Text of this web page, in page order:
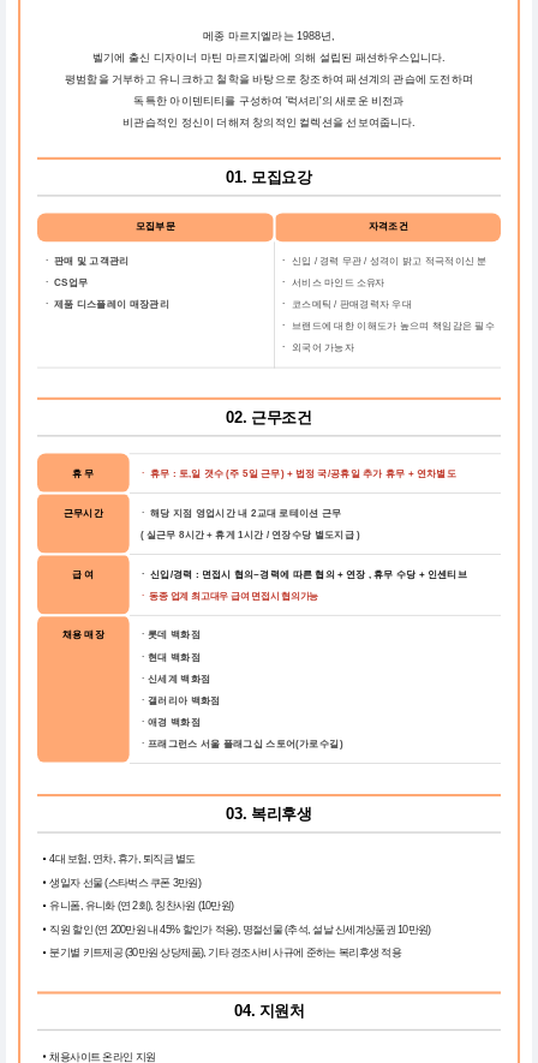
메종 마르지엘라는 1988년,
벨기에 출신 디자이너 마틴 마르지엘라에 의해 설립된 패션하우스입니다.
평범함을 거부하고 유니크하고 철학을 바탕으로 창조하여 패션계의 관습에 도전하며
독특한 아이덴티티를 구성하여 '럭셔리'의 새로운 비전과
비관습적인 정신이 더해져 창의적인 컬렉션을 선보여줍니다.
01. 모집요강
모집부문 자격조건
ㆍ 판매 및 고객관리
ㆍ CS업무
ㆍ 제품 디스플레이 매장관리
ㆍ 신입 / 경력 무관 / 성격이 밝고 적극적이신 분
ㆍ 서비스 마인드 소유자
ㆍ
코스메틱 / 판매경력자 우대
ㆍ
브랜드에 대한 이해도가 높으며 책임감은 필수
ㆍ 외국어 가능자
02. 근무조건
휴 무 ㆍ 휴무 : 토,일 갯수 (주 5일 근무) + 법정 국/공휴일 추가 휴무 + 연차별도
근무시간
ㆍ 해당 지점 영업시간 내 2교대 로테이션 근무
( 실근무 8시간 + 휴게 1시간 / 연장수당 별도지급 )
급 여 ㆍ 신입/경력 : 면접시 협의~경력에 따른 협의 + 연장 , 휴무 수당 + 인센티브
ㆍ 동종 업계 최고대우 급여 면접시 협의가능
채용 매장 ㆍ롯데 백화점
ㆍ현대 백화점
ㆍ신세계 백화점
ㆍ갤러리아 백화점
ㆍ애경 백화점
ㆍ프래그런스 서울 플래그십 스토어(가로수길)
03. 복리후생
4대 보험, 연차, 휴가, 퇴직금 별도
생일자 선물 (스타벅스 쿠폰 3만원)
유니폼, 유니화 (연 2회), 칭찬사원 (10만원)
직원 할인 (연 200만원 내 45% 할인가 적용), 명절선물 (추석, 설날 신세계상품권 10만원)
분기별 키트제공 (30만원 상당제품), 기타 경조사비 사규에 준하는 복리후생 적용
04. 지원처
채용사이트 온라인 지원